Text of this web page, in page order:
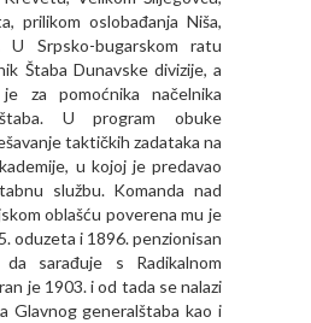
prilikom oslobađanja Niša,
U Srpsko-bugarskom ratu
Štaba Dunavske divizije, a
za pomoćnika načelnika
U program obuke
taktičkih zadataka na
u kojoj je predavao
službu. Komanda nad
oblašću poverena mu je
oduzeta i 1896. penzionisan
sarađuje s Radikalnom
je 1903. i od tada se nalazi
Glavnog generalštaba kao i